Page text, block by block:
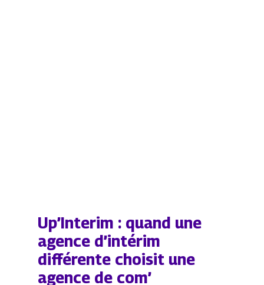
Up’Interim : quand une
agence d’intérim
différente choisit une
agence de com’